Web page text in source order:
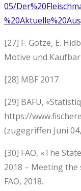
05/
[27] F. Götze, E.
Motive und
[28] MBF 2017
[29] BAFU,
https://
(zugegriffen Juni
[30] FAO, «The
2018 – Meeting
FAO, 2018.